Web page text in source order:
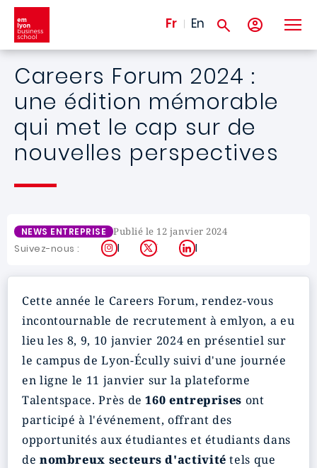
Aller au contenu principal
Fr En
Careers Forum 2024 :
une édition mémorable
qui met le cap sur de
nouvelles perspectives
NEWS ENTREPRISE Publié le 12 janvier 2024
Suivez-nous : Instagram
X LinkedIn
Cette année le Careers Forum, rendez-vous
incontournable de recrutement à emlyon, a eu
lieu les 8, 9, 10 janvier 2024 en présentiel sur
le campus de Lyon-Écully suivi d'une journée
en ligne le 11 janvier sur la plateforme
Talentspace. Près de160 entreprises ont
participé à l'événement, offrant des
opportunités aux étudiantes et étudiants dans
de nombreux secteurs d'activité tels que